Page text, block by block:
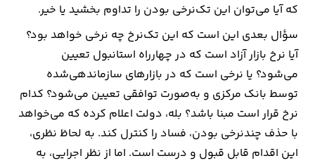
که آیا می‌توان این تک‌نرخی بودن را تداوم بخشید یا خیر.
سؤال بعدی این است که این تک‌نرخ چه نرخی خواهد بود؟
آیا نرخ بازار آزاد است که در چهارراه استانبول تعیین
می‌شود؟ یا نرخی است که در بازارهای سازماندهی‌شده
توسط بانک مرکزی و به‌صورت توافقی تعیین می‌شود؟ کدام
نرخ قرار است مبنا باشد؟ بله، دولت اعلام کرده که می‌خواهد
با حذف چندنرخی بودن، فساد را کنترل کند. به لحاظ نظری،
این اقدام قابل قبول و درست است. اما از نظر اجرایی، به